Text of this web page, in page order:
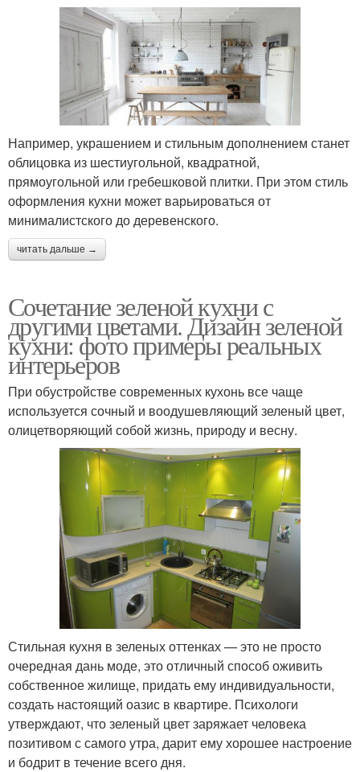
Например, украшением и стильным дополнением станет
облицовка из шестиугольной, квадратной,
прямоугольной или гребешковой плитки. При этом стиль
оформления кухни может варьироваться от
минималистского до деревенского.
читать дальше →
Сочетание зеленой кухни с
другими цветами. Дизайн зеленой
кухни: фото примеры реальных
интерьеров
При обустройстве современных кухонь все чаще
используется сочный и воодушевляющий зеленый цвет,
олицетворяющий собой жизнь, природу и весну.
Стильная кухня в зеленых оттенках — это не просто
очередная дань моде, это отличный способ оживить
собственное жилище, придать ему индивидуальности,
создать настоящий оазис в квартире. Психологи
утверждают, что зеленый цвет заряжает человека
позитивом с самого утра, дарит ему хорошее настроение
и бодрит в течение всего дня.